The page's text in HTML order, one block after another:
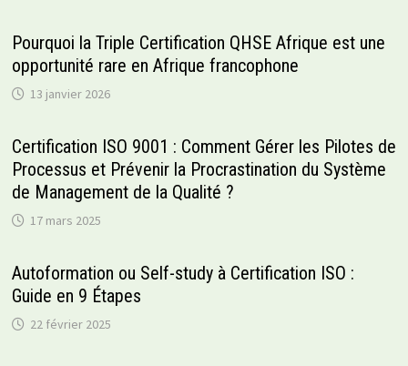
Pourquoi la Triple Certification QHSE Afrique est une
opportunité rare en Afrique francophone
13 janvier 2026
Certification ISO 9001 : Comment Gérer les Pilotes de
Processus et Prévenir la Procrastination du Système
de Management de la Qualité ?
17 mars 2025
Autoformation ou Self-study à Certification ISO :
Guide en 9 Étapes
22 février 2025